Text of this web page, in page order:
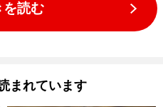
を読む
まれています